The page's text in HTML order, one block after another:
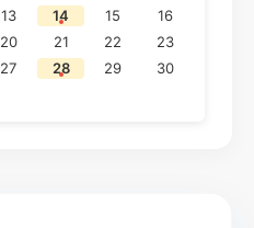
13 14 15
16
20 21 22
23
27 28 29
30